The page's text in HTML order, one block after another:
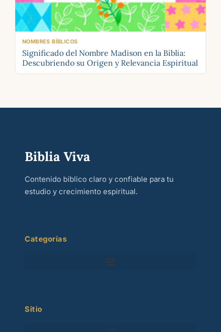
NOMBRES BÍBLICOS
Significado del Nombre Madison en la Biblia:
Descubriendo su Origen y Relevancia Espiritual
Biblia Viva
Contenido bíblico claro y confiable para tu
estudio y crecimiento espiritual.
Categorías
Sitio